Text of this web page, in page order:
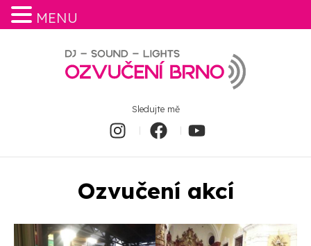
Sledujte mě
Ozvučení akcí
MENU